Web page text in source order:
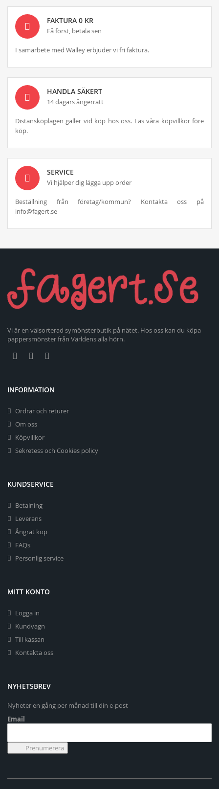
FAKTURA 0 KR
Få först, betala sen
I samarbete med Walley erbjuder vi fri faktura.
HANDLA SÄKERT
14 dagars ångerrätt
Distansköplagen gäller vid köp hos oss. Läs våra köpvillkor före
köp.
SERVICE
Vi hjälper dig lägga upp order
Beställning från företag/kommun? Kontakta oss på
info@fagert.se
Vi är en välsorterad symönsterbutik på nätet. Hos oss kan du köpa
pappersmönster från Världens alla hörn.
INFORMATION
Ordrar och returer
Om oss
Köpvillkor
Sekretess och Cookies policy
KUNDSERVICE
Betalning
Leverans
Ångrat köp
FAQs
Personlig service
MITT KONTO
Logga in
Kundvagn
Till kassan
Kontakta oss
NYHETSBREV
Nyheter en gång per månad till din e-post
Email